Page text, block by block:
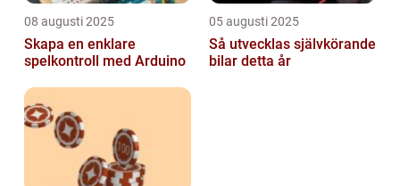
08 augusti 2025
Skapa en enklare
spelkontroll med Arduino
05 augusti 2025
Så utvecklas självkörande
bilar detta år